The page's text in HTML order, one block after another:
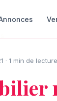
· 1 min de lecture